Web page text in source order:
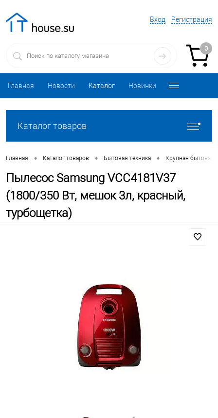
Вход Регистрация
0
Главная Новости Каталог Новинки
Каталог товаров
Главная • Каталог товаров • Бытовая техника • Крупная бытовая
Пылесос Samsung VCC4181V37
(1800/350 Вт, мешок 3л, красный,
турбощетка)